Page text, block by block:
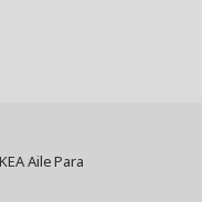
Aile Para